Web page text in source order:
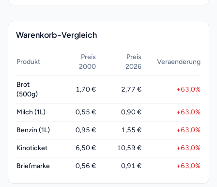
Warenkorb-Vergleich
Produkt
Preis
2000
Preis
2026
Veraenderung
Brot
(500g)
1,70 € 2,77 € +63,0%
Milch (1L) 0,55 € 0,90 € +63,0%
Benzin (1L) 0,95 € 1,55 € +63,0%
Kinoticket 6,50 € 10,59 € +63,0%
Briefmarke 0,56 € 0,91 € +63,0%